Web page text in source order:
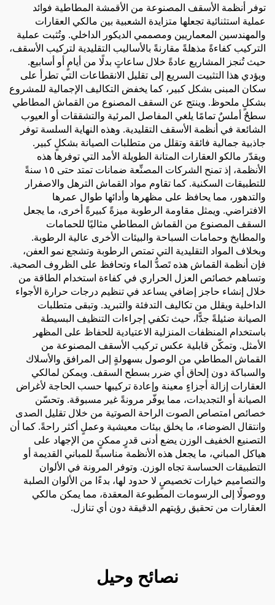
توفر أنظمة الأسقف المصنوعة من الأقمشة المطاطية فوائد
عملية استثنائية تجعلها متزايدة الشعبية بين مالكي العقارات
والمهندسين المعماريين ومصممي الديكور الداخلي. وتُثبت عملية
التركيب كفاءةً مذهلةً مقارنةً بالأساليب التقليدية لتركيب الأسقف،
حيث تُنجز المشاريع عادةً خلال ساعاتٍ بدلًا من أيامٍ أو أسابيع.
ويؤدي هذا التثبيت السريع إلى تقليل الانقطاعات التي تطرأ على
سكان المبنى بشكل كبير، كما يخفض التكاليف الإجمالية للمشروع
بشكلٍ ملحوظ. وينتج عن السقف المصنوع من القماش المطاطي
سطحٌ أملسٌ تمامًا يلغي المفاصل المرئية والتشققات أو العيوب
الشائعة في أنظمة الأسقف التقليدية. وهذه النهاية السلسة توفر
جاذبية جمالية فائقة وتقلل من متطلبات الصيانة بشكلٍ كبير.
ويقدّر مالكو العقارات المتانة الطويلة الأمد التي توفرها هذه
الأنظمة، إذ تمنح الشركات المصنِّعة ضمانات تمتد حتى ١٥ سنةً
للتطبيقات السكنية. كما تقاوم مواد القماش الترهل والاصفرار
والتدهور، مما يحافظ على مظهرها وأدائها طوال عمرها
الافتراضي. ويمثل مقاومة الرطوبة ميزةً كبيرةً أخرى، ما يجعل
السقف المصنوع من القماش المطاطي مثاليًا للحمامات
والمطابخ وحمامات السباحة والبيئات الأخرى عالية الرطوبة.
وبخلاف المواد التقليدية التي تمتص الرطوبة وتشجع نمو العفن،
فإن أنظمة القماش هذه تَصدُّ الماء وتحافظ على الظروف الصحية.
وتساهم خصائص العزل الحراري في كفاءة استخدام الطاقة من
خلال إنشاء حاجز إضافي يساعد في تنظيم درجات حرارة الأجواء
الداخلية ويقلل من تكاليف التدفئة والتبريد. وتبقى متطلبات
الصيانة ضئيلةً جدًّا، حيث تكفي إجراءات التنظيف البسيطة
باستخدام المنظفات المنزلية الاعتيادية للحفاظ على المظهر
الأمثل. وتمكّن قابلية عكس تركيب الأسقف المصنوعة من
القماش المطاطي من الوصول بسهولةٍ إلى المرافق والأسلاك
والسباكة دون إلحاق أي ضرر بسطح السقف. ويمكن لمالكي
العقارات إزالة أجزاءٍ معينة وإعادة تركيبها حسب الحاجة لأغراض
الصيانة أو التجديدات، مما يوفّر مرونةً غير مسبوقة. وتحسّن
خصائص امتصاص الصوت الراحة الصوتية من خلال تقليل الصدى
وانتقال الضوضاء، ما يخلق بيئات معيشية وعملٍ أكثر راحةً. كما أن
التصنيع الخفيف الوزن يضع أدنى قدرٍ ممكنٍ من الإجهاد على
هياكل المباني، ما يجعل هذه الأنظمة مناسبةً للمباني القديمة أو
التطبيقات الحساسة تجاه الوزن. وتوفر المرونة في الألوان
والتصاميم خيارات تخصيصٍ لا حدود لها، بدءًا من الألوان الصلبة
ووصولًا إلى الرسومات المطبوعة المعقدة، مما يمكن مالكي
العقارات من تحقيق رؤيتهم الدقيقة دون أي تنازل.
نصائح وحيل